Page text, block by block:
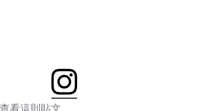
看這則貼文